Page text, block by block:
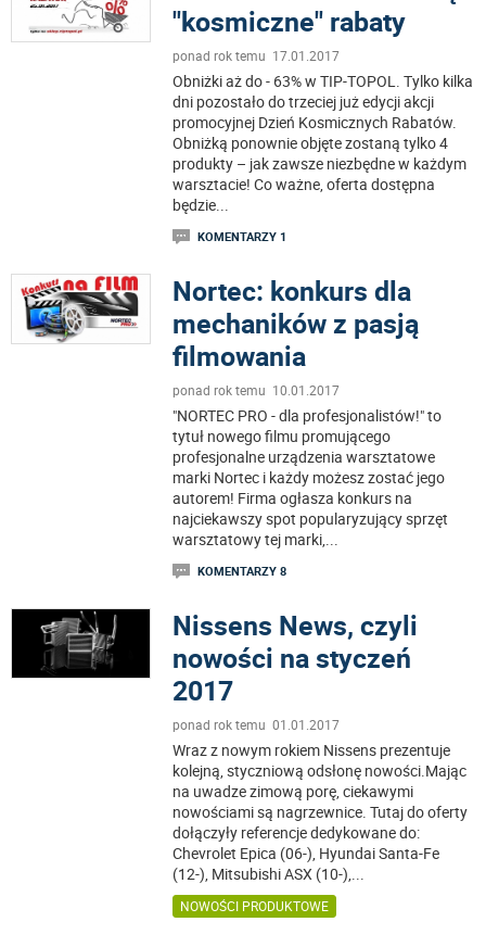
"kosmiczne" rabaty
ponad rok temu 17.01.2017
Obniżki aż do - 63% w TIP-TOPOL. Tylko kilka
dni pozostało do trzeciej już edycji akcji
promocyjnej Dzień Kosmicznych Rabatów.
Obniżką ponownie objęte zostaną tylko 4
produkty – jak zawsze niezbędne w każdym
warsztacie! Co ważne, oferta dostępna
będzie...
KOMENTARZY 1
Nortec: konkurs dla
mechaników z pasją
filmowania
ponad rok temu 10.01.2017
"NORTEC PRO - dla profesjonalistów!" to
tytuł nowego filmu promującego
profesjonalne urządzenia warsztatowe
marki Nortec i każdy możesz zostać jego
autorem! Firma ogłasza konkurs na
najciekawszy spot popularyzujący sprzęt
warsztatowy tej marki,...
KOMENTARZY 8
Nissens News, czyli
nowości na styczeń
2017
ponad rok temu 01.01.2017
Wraz z nowym rokiem Nissens prezentuje
kolejną, styczniową odsłonę nowości.Mając
na uwadze zimową porę, ciekawymi
nowościami są nagrzewnice. Tutaj do oferty
dołączyły referencje dedykowane do:
Chevrolet Epica (06-), Hyundai Santa-Fe
(12-), Mitsubishi ASX (10-),...
NOWOŚCI PRODUKTOWE